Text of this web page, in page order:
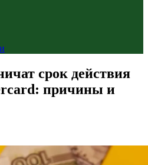
срок действия
причины и